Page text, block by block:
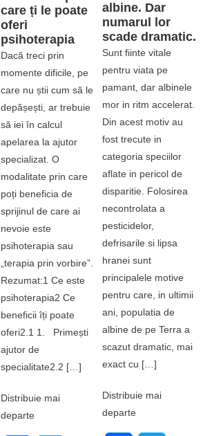
care ți le poate
oferi
psihoterapia
Dacă treci prin
momente dificile, pe
care nu știi cum să le
depășești, ar trebuie
să iei în calcul
apelarea la ajutor
specializat. O
modalitate prin care
poți beneficia de
sprijinul de care ai
nevoie este
psihoterapia sau
„terapia prin vorbire”.
Rezumat:1 Ce este
psihoterapia2 Ce
beneficii îți poate
oferi2.1 1. Primești
ajutor de
specialitate2.2 […]
Distribuie mai
departe
albine. Dar
numarul lor
scade dramatic.
Sunt fiinte vitale
pentru viata pe
pamant, dar albinele
mor in ritm accelerat.
Din acest motiv au
fost trecute in
categoria speciilor
aflate in pericol de
disparitie. Folosirea
necontrolata a
pesticidelor,
defrisarile si lipsa
hranei sunt
principalele motive
pentru care, in ultimii
ani, populatia de
albine de pe Terra a
scazut dramatic, mai
exact cu […]
Distribuie mai
departe